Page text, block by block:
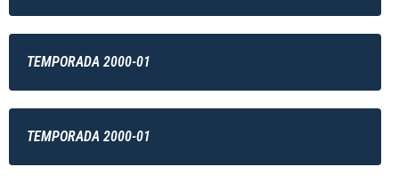
TEMPORADA 2000-01
TEMPORADA 2000-01